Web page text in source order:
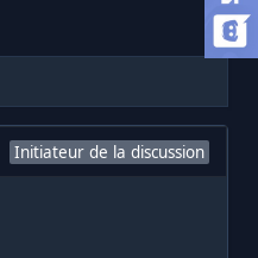
Initiateur de la discussion